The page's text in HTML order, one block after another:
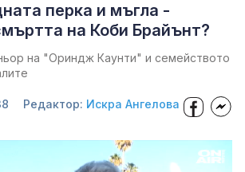
перка и мъгла -
на Коби Брайънт?
на "Ориндж Каунти" и семейството
Редактор: Искра Ангелова